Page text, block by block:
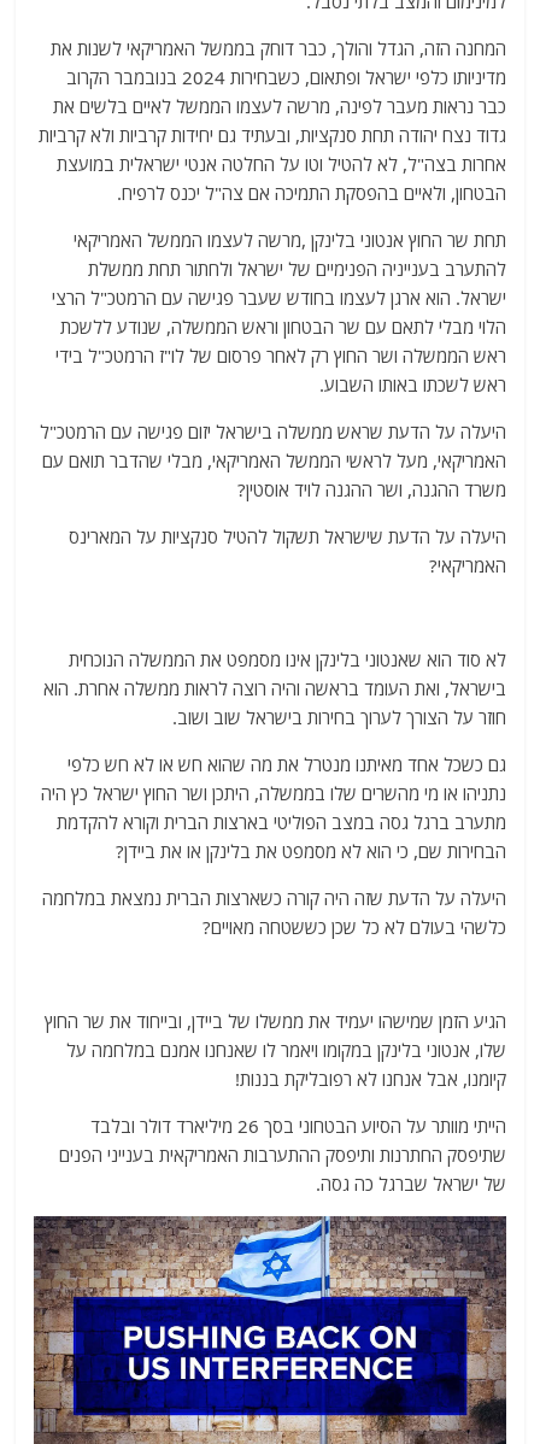
המחנה הזה, הגדל והולך, כבר דוחק בממשל האמריקאי לשנות את
מדיניותו כלפי ישראל ופתאום, כשבחירות 2024 בנובמבר הקרוב
כבר נראות מעבר לפינה, מרשה לעצמו הממשל לאיים בלשים את
גדוד נצח יהודה תחת סנקציות, ובעתיד גם יחידות קרביות ולא קרביות
אחרות בצה"ל, לא להטיל וטו על החלטה אנטי ישראלית במועצת
הבטחון, ולאיים בהפסקת התמיכה אם צה"ל יכנס לרפיח.
תחת שר החוץ אנטוני בלינקן ,מרשה לעצמו הממשל האמריקאי
להתערב בענייניה הפנימיים של ישראל ולחתור תחת ממשלת
ישראל. הוא ארגן לעצמו בחודש שעבר פגישה עם הרמטכ"ל הרצי
הלוי מבלי לתאם עם שר הבטחון וראש הממשלה, שנודע ללשכת
ראש הממשלה ושר החוץ רק לאחר פרסום של לו"ז הרמטכ"ל בידי
ראש לשכתו באותו השבוע.
היעלה על הדעת שראש ממשלה בישראל יזום פגישה עם הרמטכ"ל
האמריקאי, מעל לראשי הממשל האמריקאי, מבלי שהדבר תואם עם
משרד ההגנה, ושר ההגנה לויד אוסטין?
היעלה על הדעת שישראל תשקול להטיל סנקציות על המארינס
האמריקאי?
לא סוד הוא שאנטוני בלינקן אינו מסמפט את הממשלה הנוכחית
בישראל, ואת העומד בראשה והיה רוצה לראות ממשלה אחרת. הוא
חוזר על הצורך לערוך בחירות בישראל שוב ושוב.
גם כשכל אחד מאיתנו מנטרל את מה שהוא חש או לא חש כלפי
נתניהו או מי מהשרים שלו בממשלה, היתכן ושר החוץ ישראל כץ היה
מתערב ברגל גסה במצב הפוליטי בארצות הברית וקורא להקדמת
הבחירות שם, כי הוא לא מסמפט את בלינקן או את ביידן?
היעלה על הדעת שזה היה קורה כשארצות הברית נמצאת במלחמה
כלשהי בעולם לא כל שכן כששטחה מאויים?
הגיע הזמן שמישהו יעמיד את ממשלו של ביידן, ובייחוד את שר החוץ
שלו, אנטוני בלינקן במקומו ויאמר לו שאנחנו אמנם במלחמה על
קיומנו, אבל אנחנו לא רפובליקת בננות!
הייתי מוותר על הסיוע הבטחוני בסך 26 מיליארד דולר ובלבד
שתיפסק החתרנות ותיפסק ההתערבות האמריקאית בענייני הפנים
של ישראל שברגל כה גסה.